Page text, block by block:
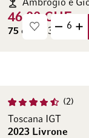
46.00 CHF
75 cl (61.33 CHF / l)
2
Toscana IGT
2023 Livrone